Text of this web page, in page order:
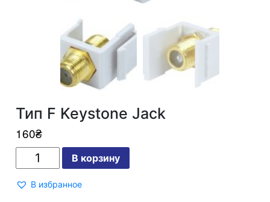
Тип F Keystone Jack
160₴
F
Jack
В корзину
В избранное